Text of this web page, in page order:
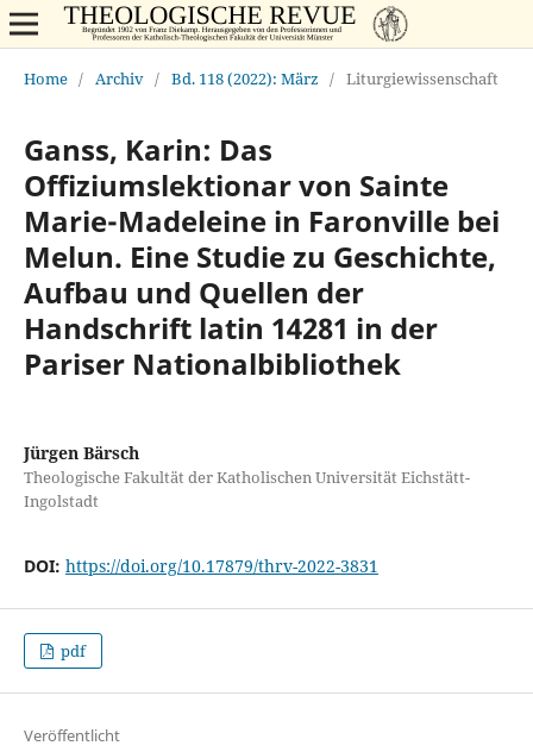
Home / Archiv / Bd. 118 (2022): März / Liturgiewissenschaft
Ganss, Karin: Das
Offiziumslektionar von Sainte
Marie-Madeleine in Faronville bei
Melun. Eine Studie zu Geschichte,
Aufbau und Quellen der
Handschrift latin 14281 in der
Pariser Nationalbibliothek
Jürgen Bärsch
Theologische Fakultät der Katholischen Universität Eichstätt-
Ingolstadt
DOI: https://doi.org/10.17879/thrv-2022-3831
pdf
Veröffentlicht